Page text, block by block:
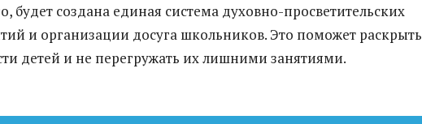
будет создана единая система духовно-просветительских
и организации досуга школьников. Это поможет раскрыть
детей и не перегружать их лишними занятиями.